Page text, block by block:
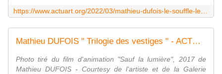
Mathieu DUFOIS " Trilogie des vestiges " - ACTUART by Eric SIMON
Photo tiré du film d'animation "Sauf la lumière", 2017 de
Mathieu DUFOIS - Courtesy de l'artiste et de la Galerie